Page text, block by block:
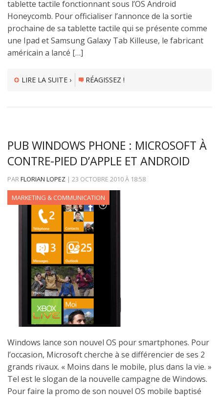
tablette tactile fonctionnant sous l’OS Android
Honeycomb. Pour officialiser l’annonce de la sortie
prochaine de sa tablette tactile qui se présente comme
une Ipad et Samsung Galaxy Tab Killeuse, le fabricant
américain a lancé […]
LIRE LA SUITE › RÉAGISSEZ !
PUB WINDOWS PHONE : MICROSOFT À
CONTRE-PIED D’APPLE ET ANDROID
PARFLORIAN LOPEZ | 23 OCTOBRE 2010À 18:58
MARKETING & COMMUNICATION
Windows lance son nouvel OS pour smartphones. Pour
l’occasion, Microsoft cherche à se différencier de ses 2
grands rivaux. « Moins dans le mobile, plus dans la vie. »
Tel est le slogan de la nouvelle campagne de Windows.
Pour faire la promo de son nouvel OS mobile baptisé